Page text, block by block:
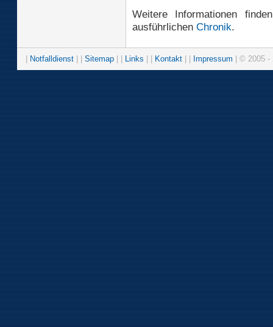
Weitere Informationen
ausführlichen Chronik.
Notfalldienst Sitemap Links Kontakt Impressum | © 2005 -